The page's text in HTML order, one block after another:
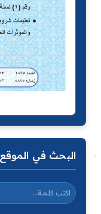
البحث في الموقع